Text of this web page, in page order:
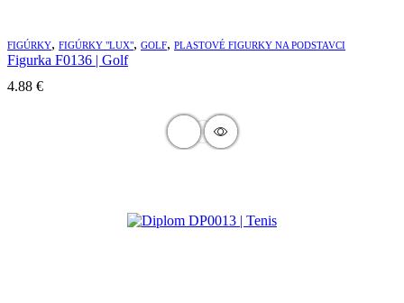
FIGÚRKY, FIGÚRKY "LUX", GOLF, PLASTOVÉ FIGURKY NA PODSTAVCI
Figurka F0136 | Golf
4.88 €